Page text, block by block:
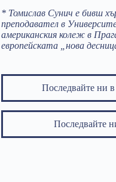
* Томислав Сунич е бивш
преподавател в
американския колеж в
европейската „нова
Последвайте ни в
Последвайте